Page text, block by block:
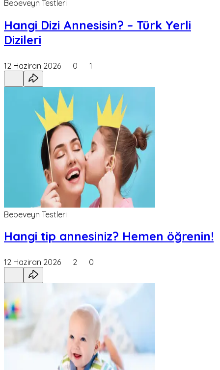
Bebeveyn Testleri
Hangi Dizi Annesisin? – Türk Yerli
Dizileri
12 Haziran 2026 0 1
Bebeveyn Testleri
Hangi tip annesiniz? Hemen öğrenin!
12 Haziran 2026 2 0